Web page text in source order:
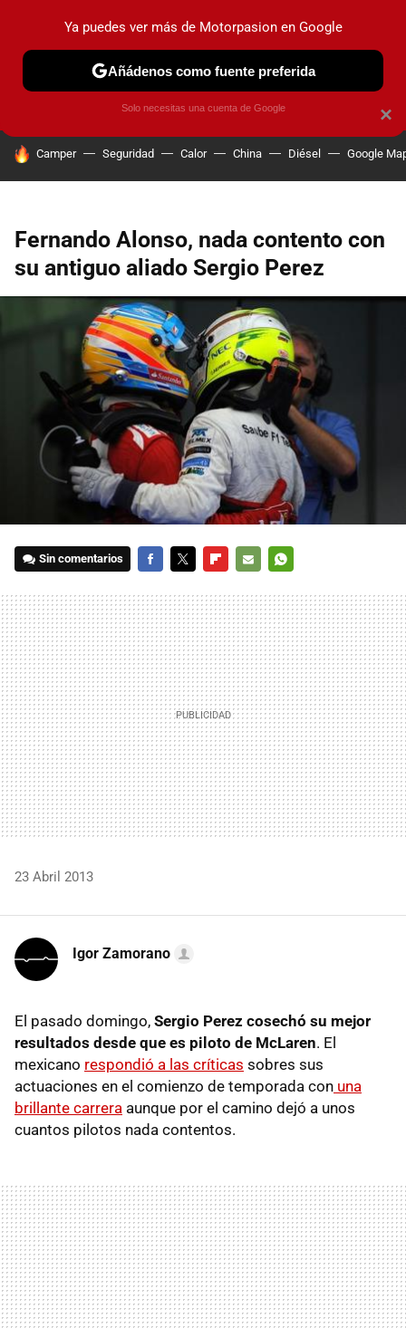
PRUEBAS COCHES ELÉCTRICOS OBSERVATORIO
HOY SE HABLA DE
Camper Seguridad Calor China Diésel Google
Fernando Alonso, nada contento con
su antiguo aliado Sergio Perez
Sin comentarios
MAIL
23 Abril 2013
Igor Zamorano
El pasado domingo, Sergio Perez cosechó su mejor
resultados desde que es piloto de McLaren. El
mexicano respondió a las críticas sobres sus
actuaciones en el comienzo de temporada con una
brillante carrera aunque por el camino dejó a unos
cuantos pilotos nada contentos.
×
Ya puedes ver más de Motorpasion en Google
Añádenos como fuente preferida
Solo necesitas una cuenta de Google